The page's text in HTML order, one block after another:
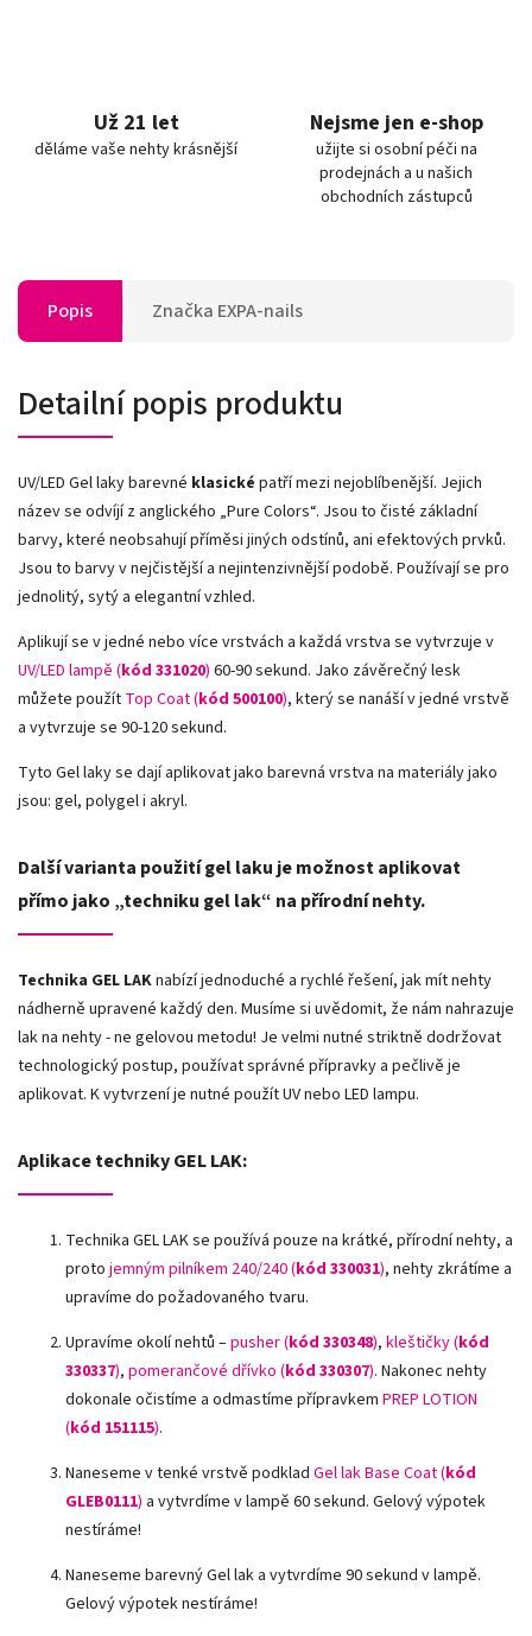
Už 21 let
děláme vaše nehty krásnější
Nejsme jen e-shop
užijte si osobní péči na
prodejnách a u našich
obchodních zástupců
Popis Značka EXPA-nails
Detailní popis produktu
UV/LED Gel laky barevné klasické patří mezi nejoblíbenější. Jejich
název se odvíjí z anglického „Pure Colors“. Jsou to čisté základní
barvy, které neobsahují příměsi jiných odstínů, ani efektových prvků.
Jsou to barvy v nejčistější a nejintenzivnější podobě. Používají se pro
jednolitý, sytý a elegantní vzhled.
Aplikují se v jedné nebo více vrstvách a každá vrstva se vytvrzuje v
UV/LED lampě (kód 331020) 60-90 sekund. Jako závěrečný lesk
můžete použít Top Coat (kód 500100), který se nanáší v jedné vrstvě
a vytvrzuje se 90-120 sekund.
Tyto Gel laky se dají aplikovat jako barevná vrstva na materiály jako
jsou: gel, polygel i akryl.
Další varianta použití gel laku je možnost aplikovat
přímo jako „techniku gel lak“ na přírodní nehty.
Technika GEL LAKnabízí jednoduché a rychlé řešení, jak mít nehty
nádherně upravené každý den. Musíme si uvědomit, že nám nahrazuje
lak na nehty - ne gelovou metodu! Je velmi nutné striktně dodržovat
technologický postup, používat správné přípravky a pečlivě je
aplikovat. K vytvrzení je nutné použít UV nebo LED lampu.
Aplikace techniky GEL LAK:
Technika GEL LAK se používá pouze na krátké, přírodní nehty, a
proto jemným pilníkem 240/240 (kód 330031), nehty zkrátíme a
upravíme do požadovaného tvaru.
Upravíme okolí nehtů –pusher (kód 330348), kleštičky (kód
330337), pomerančové dřívko (kód 330307). Nakonec nehty
dokonale očistíme a odmastíme přípravkem PREP LOTION
(kód 151115).
Naneseme v tenké vrstvě podklad Gel lak Base Coat (kód
GLEB0111) a vytvrdíme v lampě 60 sekund. Gelový výpotek
nestíráme!
Naneseme barevný Gel lak a vytvrdíme 90 sekund v lampě.
Gelový výpotek nestíráme!